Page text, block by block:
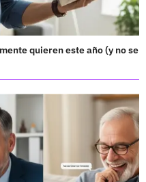
quieren este año (y no se